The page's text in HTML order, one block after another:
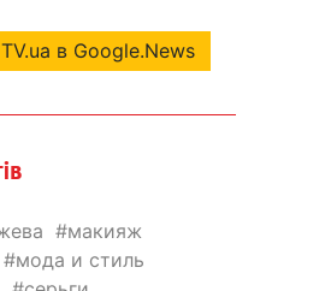
в Google.News
макияж
мода и стиль